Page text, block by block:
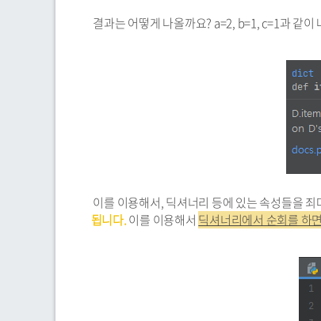
결과는 어떻게 나올까요? a=2, b=1, c=1과 같이
이를 이용해서, 딕셔너리 등에 있는 속성들을
됩니다.이를 이용해서 딕셔너리에서 순회를 하